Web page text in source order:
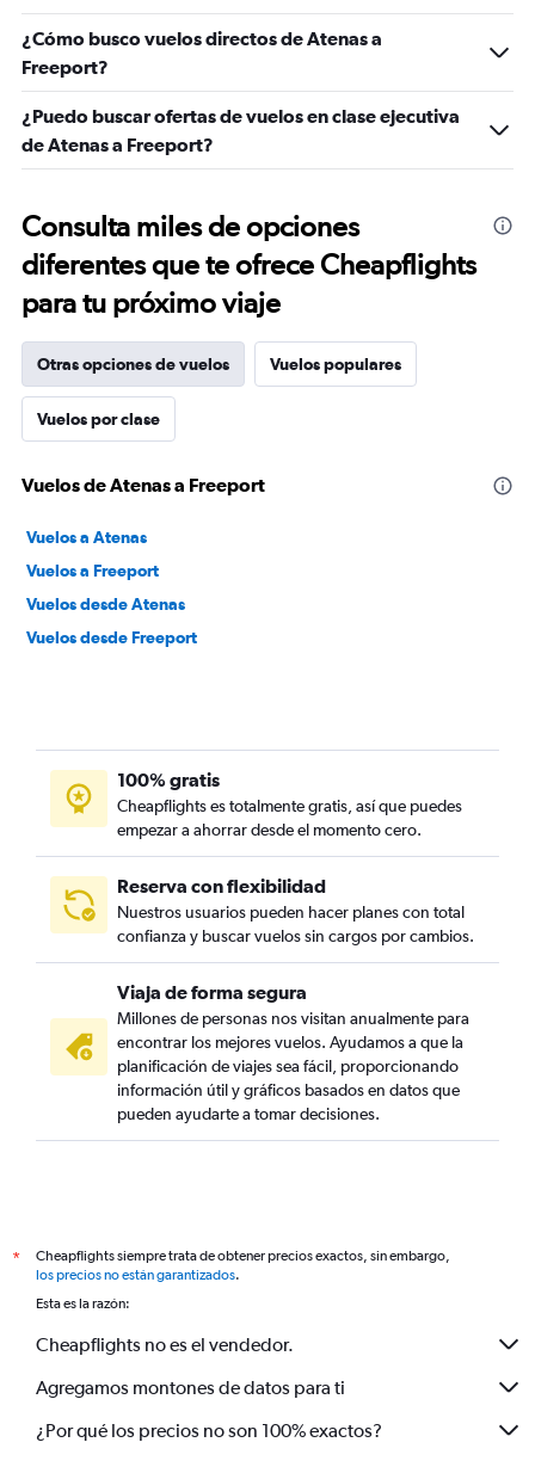
¿Cómo busco vuelos directos de Atenas a
Freeport?
¿Puedo buscar ofertas de vuelos en clase ejecutiva
de Atenas a Freeport?
Consulta miles de opciones
diferentes que te ofrece Cheapflights
para tu próximo viaje
Otras opciones de vuelos Vuelos populares
Vuelos por clase
Vuelos de Atenas a Freeport
Vuelos a Atenas
Vuelos a Freeport
Vuelos desde Atenas
Vuelos desde Freeport
100% gratis
Cheapflights es totalmente gratis, así que puedes
empezar a ahorrar desde el momento cero.
Reserva con flexibilidad
Nuestros usuarios pueden hacer planes con total
confianza y buscar vuelos sin cargos por cambios.
Viaja de forma segura
Millones de personas nos visitan anualmente para
encontrar los mejores vuelos. Ayudamos a que la
planificación de viajes sea fácil, proporcionando
información útil y gráficos basados en datos que
pueden ayudarte a tomar decisiones.
*
Cheapflights siempre trata de obtener precios exactos, sin embargo,
los precios no están garantizados.
Esta es la razón:
Cheapflights no es el vendedor.
Agregamos montones de datos para ti
¿Por qué los precios no son 100% exactos?